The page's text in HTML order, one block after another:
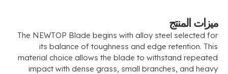
ميزات المنتج
The NEWTOP Blade begins with alloy steel selected for
its balance of toughness and edge retention .This
material choice allows the blade to withstand repeated
impact with dense grass ,small branches ,and heavy